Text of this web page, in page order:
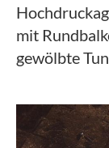
mit
gewölbte